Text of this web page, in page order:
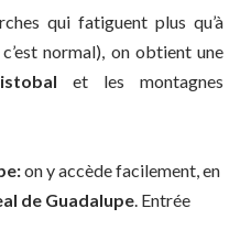
qui fatiguent plus qu’à
normal), on obtient une
et les montagnes
on y accède facilement, en
de Guadalupe. Entrée